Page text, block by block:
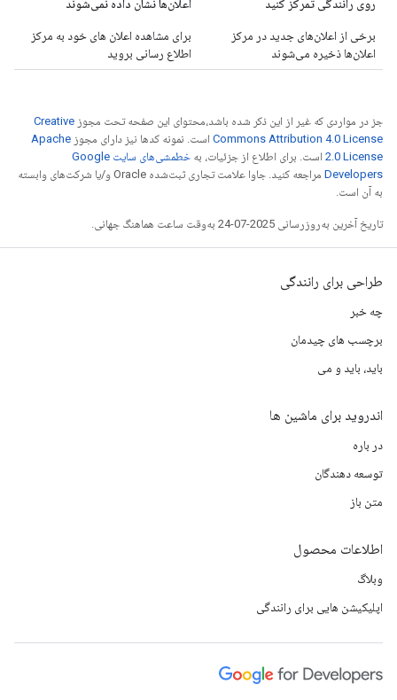
روی رانندگی تمرکز کنید
برخی از اعلان‌های جدید در مرکز
اعلان‌ها ذخیره می‌شوند
اعلان‌ها نشان داده نمی‌شوند
برای مشاهده اعلان های خود به مرکز
اطلاع رسانی بروید
جز در مواردی که غیر از این ذکر شده باشد،‌محتوای این صفحه تحت مجوز Creative
Commons Attribution 4.0 License است. نمونه کدها نیز دارای مجوز Apache
2.0 License است. برای اطلاع از جزئیات، به
خطمشی‌های سایت Google
Developers‏
مراجعه کنید. جاوا علامت تجاری ثبت‌شده Oracle و/یا شرکت‌های وابسته
به آن است.
تاریخ آخرین به‌روزرسانی 2025-07-24 به‌وقت ساعت هماهنگ جهانی.
طراحی برای رانندگی
چه خبر
برچسب های چیدمان
باید، باید و می
اندروید برای ماشین ها
در باره
توسعه دهندگان
متن باز
اطلاعات محصول
وبلاگ
اپلیکیشن هایی برای رانندگی